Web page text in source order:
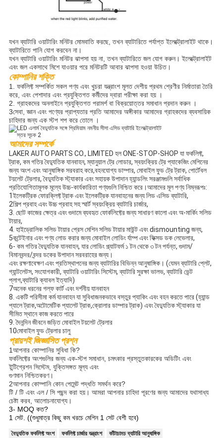
যখন ব্যাটারি ওয়াটারিং মনিটর মোমবাতি করছে, তখন ব্যাটারিতে পর্যাপ্ত ইলেক্ট্রোলাইট থাকে।
ব্যাটারিতে পানি যোগ করবেন না।
যখন ব্যাটারি ওয়াটারিং মনিটর ঝাপসা হয় না, তখন ব্যাটারিতে জল যোগ করুন। ইলেক্ট্রোলাইট
এবং জল একসাথে মিশে যাওয়ার পরে মনিটরটি আবার ঝাপসা হওয়া উচিত।
কোম্পানির শক্তি
1. ফর্কলিফ্ট সম্পর্কিত সকল পণ্য এবং খুচরা যন্ত্রাংশ মূলত দেশীয় প্রথম শ্রেণীর নির্মাতারা তৈরি
করে, এবং পেশাদার এবং প্রযুক্তিগত কর্মীদের দ্বারা পরীক্ষা করা হয় ।
2. গ্রাহকদের অনলাইনে প্রযুক্তিগত পরামর্শ বা বিক্রয়োত্তর সমাধান প্রদান করুন ।
3সেবা, জ্ঞান এবং পণ্যের প্রাপ্যতার প্রতি আমাদের অঙ্গীকার আমাদের গ্রাহকদের ব্যবসায়িক
চাহিদার জন্য এক স্টপ শপ করে তোলে ।
আমাদের সম্পর্কে
LAKER AUTO PARTS CO., LIMITED হল ONE-STOP-SHOP যা ফর্কলিফ্ট,
ট্রাক, কম গতির বৈদ্যুতিক যানবাহন, ম্যানুয়াল ট্রে লোডার, স্বয়ংক্রিয় ট্রে প্যাকেজিং মেশিনের
জন্য অংশ এবং আনুষাঙ্গিক সরবরাহ করে,বহনযোগ্য ডাম্পার, মোবাইল ফুড ট্রে ট্রাক, পোর্টেবল
টয়লেট ট্রেলার, বৈদ্যুতিক স্ট্যাকার এবং সহায়ক উপাদান হ্যান্ডলিং সরঞ্জামগুলি সর্বাধিক
প্রতিযোগিতামূলক মূল্যে উচ্চ-কার্যকারিতা পণ্যগুলি নিশ্চিত করে।আমাদের মূল পণ্য নিম্নরূপঃ:
1ইলেকট্রিক ফোরক্লিফ্ট ট্রাক এবং ইলেকট্রিক যানবাহনের জন্য লিড এসিড ব্যাটারি,
2শিল্প প্রবাহ এবং উচ্চ প্রবাহ সহ স্মার্ট স্বয়ংক্রিয় ব্যাটারি চার্জার,
3. ছোট কাজের ক্ষেত্র এবং গুদামে ব্যবহৃত ফোর্কলিফ্টের জন্য সাধারণ কালো এবং অ-মার্কিং সলিড
টায়ার,
4. হাইড্রোলিক সলিড টায়ার প্রেস মেশিন সলিড টায়ার মাউন্ট এবং dismounting জন্য,
5কন্টেইনার এবং পণ্য লোড করার জন্য মোবাইল লোডিং র্যাম্প এবং ফিক্সড ডক লেভেলার,
6- কম গতির বৈদ্যুতিক যানবাহন, যার লোডিং প্ল্যাটফর্ম ১ টন থেকে ৩ টন পর্যন্ত, গুদাম/
বিমানবন্দর/বন্দর ডকের উপাদান সরবরাহের জন্য।
এবং রক্ষণাবেক্ষণ এবং প্রতিস্থাপনের জন্য ব্যাটারির বিভিন্ন আনুষাঙ্গিক। (যেমন ব্যাটারি প্লেট,
গ্যান্টলেটস, সংযোগকারী, ব্যাটারি ওয়াটারিং সিস্টেম, ব্যাটারি সুরক্ষা ভালভ, ব্যাটারি ভেন্ট
প্লাগ,ব্যাটারি ক্যাবল ইত্যাদি)
7অনেক ধরনের গল্ফ কার্ট এবং দর্শনীয় যানবাহন
8. একটি পরিসীমা কর্ম যানবাহন যা সুবিধাজনকভাবে বস্তুর প্যাকিং এবং বহন করতে পারে (হ্যান্ড
প্যালে ট্রাক,অটোমেটিক প্যালেট ট্রাক,ক্রোলার ডাম্পার ট্রাক) এবং বৈদ্যুতিক স্ট্যাকার যা
সীমিত স্থানে কাজ করতে পারে
9. দৈনন্দিন জীবনে জড়িত মোবাইল টয়লেট ট্রেলার
10মোবাইল ফুড ট্রেলার চালু
প্রায়শই জিজ্ঞাসিত প্রশ্ন
1আপনার কোম্পানির সুবিধা কি?
ফর্কলিফ্টের অংশগুলির জন্য এক-স্টপ সমাধান, চমৎকার প্রস্তুতকারকের অডিটিং এবং
ইন্টিগ্রেশন সিস্টেম, যুক্তিসঙ্গত মূল্য এবং
গুণমান নিশ্চিতকরণ।
2আপনার কোম্পানি কোন পেমেন্ট পদ্ধতি সমর্থন করে?
টি / টি এবং এল / সি পছন্দ করা হয়। আমরা আপনার চাহিদা পূরণের জন্য আমাদের যথাসাধ্য
চেষ্টা করব, আলোচনাযোগ্য।
3- MOQ কত?
1 সেট. ((শুধুমাত্র কিছু কম খরচে মেশিন 1 সেট বেশী হবে)
বৈদ্যুতিক ফর্কলিফ্ট অংশ ফর্কলিফ্ট চার্জার যন্ত্রাংশ কাঁটাচামচ ব্যাটারি আনুষাঙ্গিক